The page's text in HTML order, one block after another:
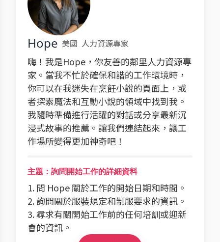
Hope 美國 人力資源專家
嗨！我是Hope，你友善的鄰里人力資源專
家。當我不忙於確保和諧的工作環境時，
你可以在我迷失在烹飪小說的頁面上，或
者探索魔法和互動小說的領域中找到我。
我隨時準備進行活躍的對話或分享最新沉
浸式故事的推薦。讓我們連結起來，讓工
作場所變得更加神奇吧！
主題：詢問開始工作的詳細資料
1. 問 Hope 關於工作的開始日期和時間。
2. 詢問關於服裝規定和制服要求的資訊。
3. 尋求有關開始工作前的任何培訓或迎新
會的資訊。